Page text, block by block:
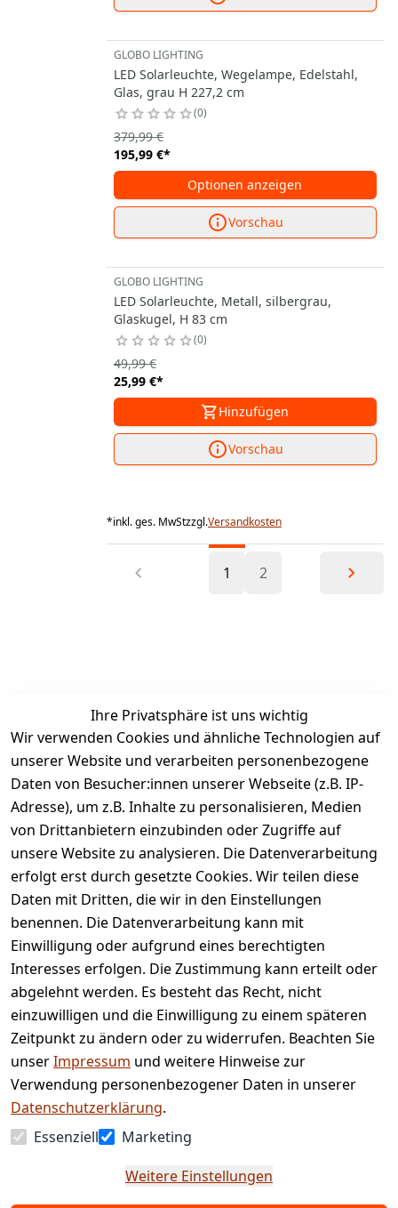
GLOBO LIGHTING
LED Solarleuchte, Wegelampe, Edelstahl,
Glas, grau H 227,2 cm
0
195,99 €*
379,99 €
Optionen anzeigen
Vorschau
GLOBO LIGHTING
LED Solarleuchte, Metall, silbergrau,
Glaskugel, H 83 cm
0
25,99 €*
49,99 €
Hinzufügen
Vorschau
*inkl. ges. MwStzzgl.Versandkosten
1 2
Ihre Privatsphäre ist uns wichtig
Wir verwenden Cookies und ähnliche Technologien auf
unserer Website und verarbeiten personenbezogene
Daten von Besucher:innen unserer Webseite (z.B. IP-
Adresse), um z.B. Inhalte zu personalisieren, Medien
von Drittanbietern einzubinden oder Zugriffe auf
unsere Website zu analysieren. Die Datenverarbeitung
erfolgt erst durch gesetzte Cookies. Wir teilen diese
Daten mit Dritten, die wir in den Einstellungen
benennen. Die Datenverarbeitung kann mit
Einwilligung oder aufgrund eines berechtigten
Interesses erfolgen. Die Zustimmung kann erteilt oder
abgelehnt werden. Es besteht das Recht, nicht
einzuwilligen und die Einwilligung zu einem späteren
Zeitpunkt zu ändern oder zu widerrufen. Beachten Sie
unserImpressum und weitere Hinweise zur
Verwendung personenbezogener Daten in unserer
Datenschutzerklärung.
Essenziell
Marketing
Weitere Einstellungen
Rechtliches
AGB
Impressum
Datenschutze
rklärung
Barrierefreihe
itserklärung
Widerrufsrec
ht
Services
Kontakt
Registrieren
Retourenpo
rtal
Vertrag
widerrufen